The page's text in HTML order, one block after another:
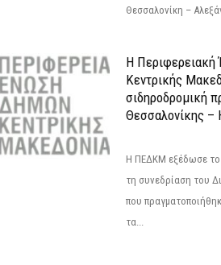
Θεσσαλονίκη –
Η
Κεντρικής
σιδηροδρομική
Θεσσαλονίκης –
Η ΠΕΔΚΜ εξέδωσε το
τη συνεδρίαση του
που
τα...